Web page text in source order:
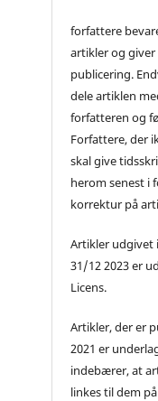
forfattere
artikler og
publicering.
dele artiklen
forfatteren og
Forfattere, der
skal give
herom senest i
korrektur på
Artikler udgivet
31/12 2023 er
Licens.
Artikler, der er
2021 er
indebærer, at
linkes til dem